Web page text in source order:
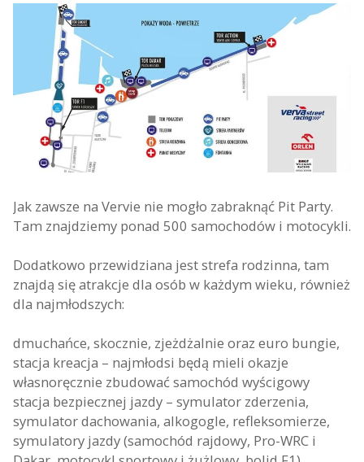
Jak zawsze na Vervie nie mogło zabraknąć Pit Party.
Tam znajdziemy ponad 500 samochodów i motocykli.
Dodatkowo przewidziana jest strefa rodzinna, tam
znajdą się atrakcje dla osób w każdym wieku, również
dla najmłodszych:
dmuchańce, skocznie, zjeżdżalnie oraz euro bungie,
stacja kreacja – najmłodsi będą mieli okazje
własnoręcznie zbudować samochód wyścigowy
stacja bezpiecznej jazdy – symulator zderzenia,
symulator dachowania, alkogogle, refleksomierze,
symulatory jazdy (samochód rajdowy, Pro-WRC i